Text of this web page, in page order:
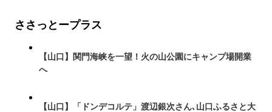
ささっとープラス
【山口】関門海峡を一望！火の山公園にキャンプ場開業
へ
【山口】「ドンデコルテ」渡辺銀次さん､山口ふるさと大